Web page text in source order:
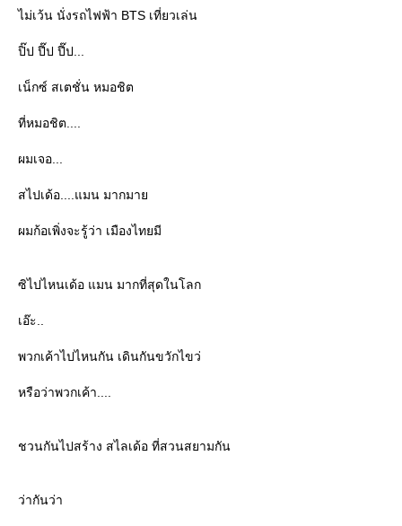
ไม่เว้น นั่งรถไฟฟ้า BTS เที่ยวเล่น
ปิ๊ป ปี๊ป ปี๊ป...
เน็กซ์ สเตชั่น หมอชิต
ที่หมอชิต....
ผมเจอ...
สไปเด้อ....แมน มากมา
ผมก้อเพิ่งจะรู้ว่า เมืองไทยมี
ซิไปไหนเด้อ แมน มากที่สุดในโลก
เอ๊ะ..
พวกเค้าไปไหนกัน เดินกันขวักไขว่
หรือว่าพวกเค้า....
ชวนกันไปสร้าง สไลเด้อ ที่สวนสยามกัน
ว่ากันว่า